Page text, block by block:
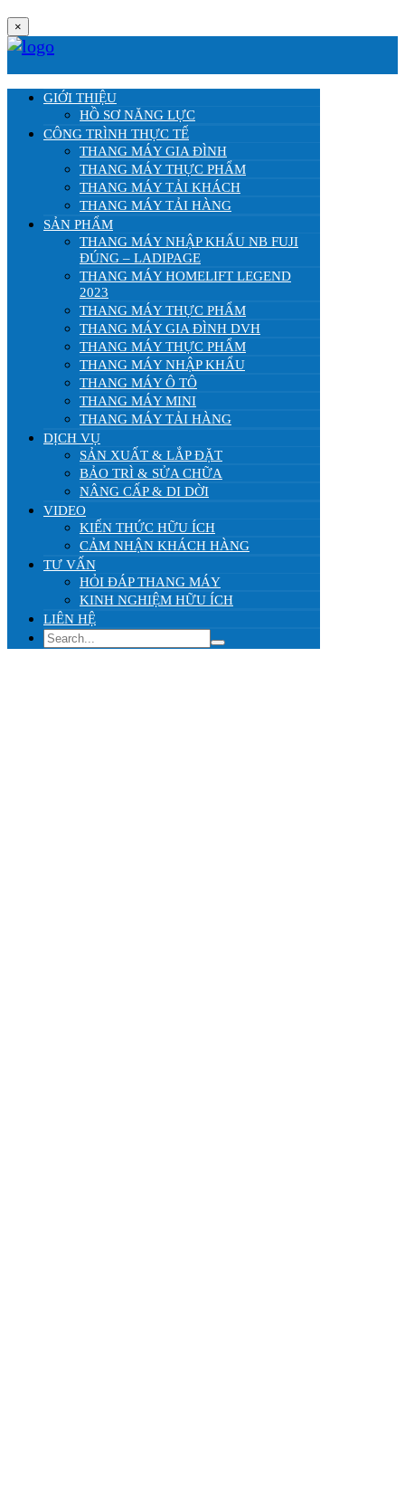
×
GIỚI THIỆU
HỒ SƠ NĂNG LỰC
CÔNG TRÌNH THỰC TẾ
THANG MÁY GIA ĐÌNH
THANG MÁY THỰC PHẨM
THANG MÁY TẢI KHÁCH
THANG MÁY TẢI HÀNG
SẢN PHẨM
THANG MÁY NHẬP KHẨU NB FUJI
ĐÚNG – LADIPAGE
THANG MÁY HOMELIFT LEGEND
2023
THANG MÁY THỰC PHẨM
THANG MÁY GIA ĐÌNH DVH
THANG MÁY THỰC PHẨM
THANG MÁY NHẬP KHẨU
THANG MÁY Ô TÔ
THANG MÁY MINI
THANG MÁY TẢI HÀNG
DỊCH VỤ
SẢN XUẤT & LẮP ĐẶT
BẢO TRÌ & SỬA CHỮA
NÂNG CẤP & DI DỜI
VIDEO
KIẾN THỨC HỮU ÍCH
CẢM NHẬN KHÁCH HÀNG
TƯ VẤN
HỎI ĐÁP THANG MÁY
KINH NGHIỆM HỮU ÍCH
LIÊN HỆ